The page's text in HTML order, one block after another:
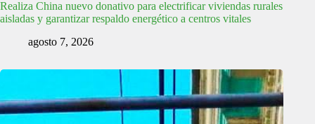
Realiza China nuevo donativo para electrificar viviendas rurales
aisladas y garantizar respaldo energético a centros vitales
agosto 7, 2026